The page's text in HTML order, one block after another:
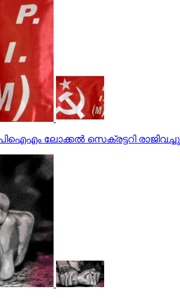
ലോക്കല്‍ സെക്രട്ടറി രാജിവച്ചു